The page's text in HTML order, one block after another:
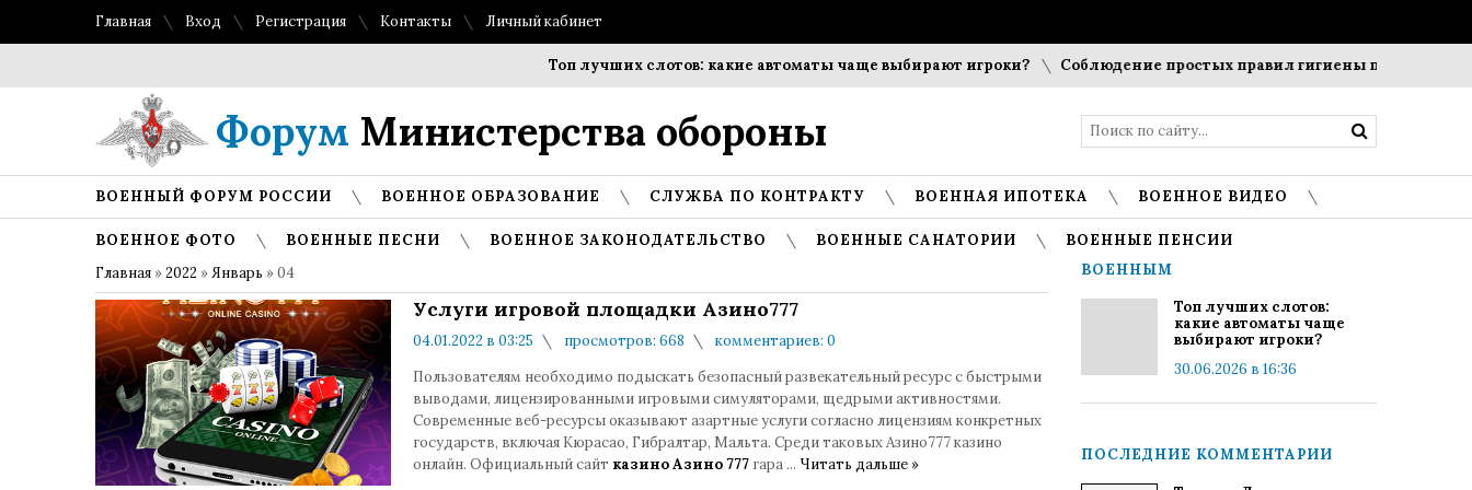
Главная Вход Регистрация Контакты Личный кабинет
Топ лучших слотов: какие автоматы чаще выбирают игроки? Соблюдение простых правил гигиены помогает
Форум Министерства обороны
ВОЕННЫЙ ФОРУМ РОССИИ ВОЕННОЕ ОБРАЗОВАНИЕ СЛУЖБА ПО КОНТРАКТУ ВОЕННАЯ ИПОТЕКА ВОЕННОЕ ВИДЕО
ВОЕННОЕ ФОТО ВОЕННЫЕ ПЕСНИ ВОЕННОЕ ЗАКОНОДАТЕЛЬСТВО ВОЕННЫЕ САНАТОРИИ
ВОЕННЫЕ ПЕНСИИ
Главная »2022 »Январь »04
Услуги игровой площадки Азино777
04.01.2022 в 03:25 просмотров: 668
комментариев: 0
Пользователям необходимо подыскать безопасный развекательный ресурс с быстрыми
выводами, лицензированными игровыми симуляторами, щедрыми активностями.
Современные веб-ресурсы оказывают азартные услуги согласно лицензиям конкретных
государств, включая Кюрасао, Гибралтар, Мальта. Среди таковых Азино777 казино
онлайн. Официальный сайт казино Азино 777 гара ... Читать дальше »
ВОЕННЫМ
Топ лучших слотов:
какие автоматы чаще
выбирают игроки?
30.06.2026 в 16:36
ПОСЛЕДНИЕ КОММЕНТАРИИ